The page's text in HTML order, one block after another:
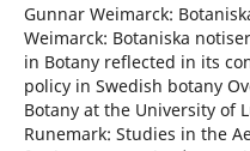
Gunnar Weimarck:
Weimarck: Botaniska
in Botany reflected in its
policy in Swedish botany
Botany at the University of
Runemark: Studies in the